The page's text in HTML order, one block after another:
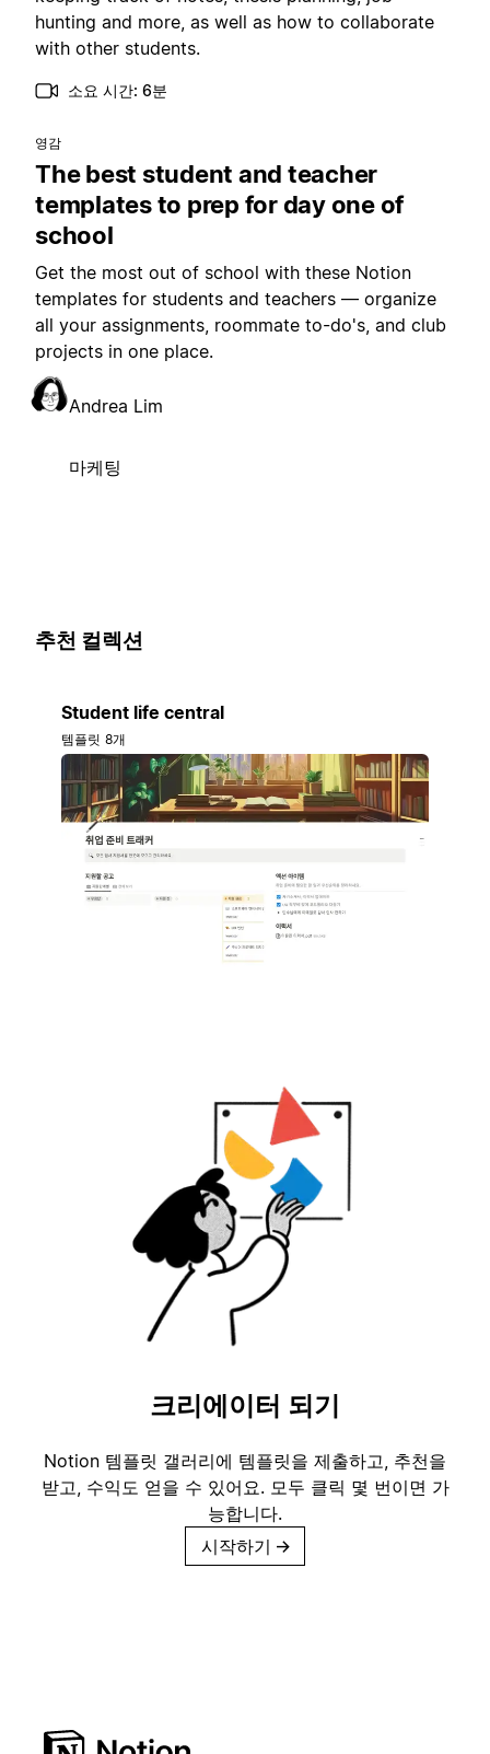
hunting and more, as well as how to collaborate
with other students.
소요 시간: 6분
영감
The best student and teacher
templates to prep for day one of
school
Get the most out of school with these Notion
templates for students and teachers — organize
all your assignments, roommate to-do's, and club
projects in one place.
Andrea Lim
마케팅
추천 컬렉션
Student life central
템플릿 8개
크리에이터 되기
Notion 템플릿 갤러리에 템플릿을 제출하고, 추천을
받고, 수익도 얻을 수 있어요. 모두 클릭 몇 번이면 가
능합니다.
시작하기 →